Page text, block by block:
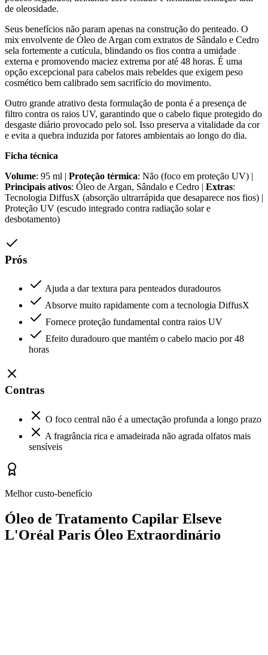
de oleosidade.
Seus benefícios não param apenas na construção do penteado. O
mix envolvente de Óleo de Argan com extratos de Sândalo e Cedro
sela fortemente a cutícula, blindando os fios contra a umidade
externa e promovendo maciez extrema por até 48 horas. É uma
opção excepcional para cabelos mais rebeldes que exigem peso
cosmético bem calibrado sem sacrifício do movimento.
Outro grande atrativo desta formulação de ponta é a presença de
filtro contra os raios UV, garantindo que o cabelo fique protegido do
desgaste diário provocado pelo sol. Isso preserva a vitalidade da cor
e evita a quebra induzida por fatores ambientais ao longo do dia.
Ficha técnica
Volume: 95 ml | Proteção térmica: Não (foco em proteção UV) |
Principais ativos: Óleo de Argan, Sândalo e Cedro | Extras:
Tecnologia DiffusX (absorção ultrarrápida que desaparece nos fios) |
Proteção UV (escudo integrado contra radiação solar e
desbotamento)
Prós
Ajuda a dar textura para penteados duradouros
Absorve muito rapidamente com a tecnologia DiffusX
Fornece proteção fundamental contra raios UV
Efeito duradouro que mantém o cabelo macio por 48
horas
Contras
O foco central não é a umectação profunda a longo prazo
A fragrância rica e amadeirada não agrada olfatos mais
sensíveis
Melhor custo-benefício
Óleo de Tratamento Capilar Elseve
L'Oréal Paris Óleo Extraordinário